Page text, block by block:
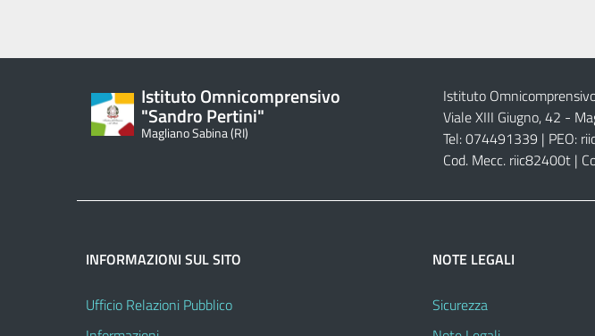
Istituto Omnicomprensivo
"Sandro Pertini"
Magliano Sabina (RI)
Istituto
Viale XIII Giugno, 42 -
Tel: 074491339 | PEO:
Cod. Mecc. riic82400t |
INFORMAZIONI SUL SITO
Ufficio Relazioni Pubblico
NOTE LEGALI
Sicurezza